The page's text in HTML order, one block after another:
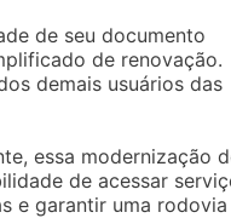
de seu documento
de renovação.
demais usuários das
essa modernização
de acessar
e garantir uma rodovia